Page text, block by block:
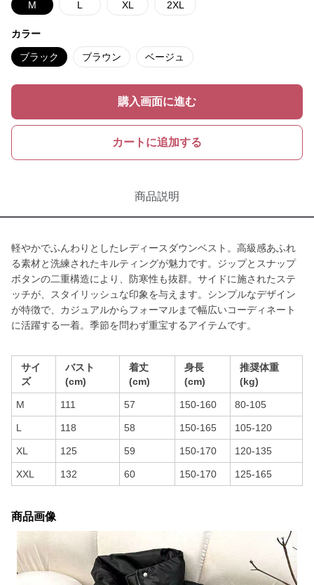
M L XL 2XL
カラー
ブラック ブラウン ベージュ
購入画面に進む
カートに追加する
商品説明
軽やかでふんわりとしたレディースダウンベスト。高級感あふれ
る素材と洗練されたキルティングが魅力です。ジップとスナップ
ボタンの二重構造により、防寒性も抜群。サイドに施されたステ
ッチが、スタイリッシュな印象を与えます。シンプルなデザイン
が特徴で、カジュアルからフォーマルまで幅広いコーディネート
に活躍する一着。季節を問わず重宝するアイテムです。
サイ
ズ
バスト
(cm)
着丈
(cm)
身長
(cm)
推奨体重
(kg)
M 111 57 150-160 80-105
L 118 58 150-165 105-120
XL 125 59 150-170 120-135
XXL 132 60 150-170 125-165
商品画像